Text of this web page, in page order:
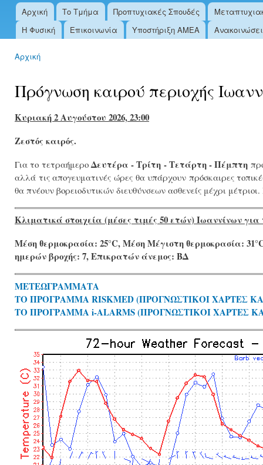
Main menu
Αρχική Το Τμήμα Προπτυχιακές Σπουδές
Η Φυσική
Επικοινωνία Υποστήριξη ΑΜΕΑ
Αρχική
Πρόγνωση καιρού περιοχής
Κυριακή 2 Αυγούστου 2026, 23:00
Ζεστός καιρός.
Για το τετραήμεροΔευτέρα - Τρίτη - Τετάρτη - Πέμπτη
αλλά τις απογευματινές ώρες θα υπάρχουν πρόσκαιρες
θα πνέουν βορειοδυτικών διευθύνσεων ασθενείς μέχρι
Κλιματικά στοιχεία (μέσες τιμές 50 ετών) Ιωαννίνων για
Μέση θερμοκρασία: 25°C, Μέση Μέγιστη θερμοκρασία:
ημερών βροχής: 7, Επικρατών άνεμος: ΒΔ
ΜΕΤΕΩΓΡΑΜΜΑΤΑ
ΤΟ ΠΡΟΓΡΑΜΜΑ RISKMED (ΠΡΟΓΝΩΣΤΙΚΟΙ ΧΑΡΤΕΣ
ΤΟ ΠΡΟΓΡΑΜΜΑ i-ALARMS (ΠΡΟΓΝΩΣΤΙΚΟΙ ΧΑΡΤΕΣ